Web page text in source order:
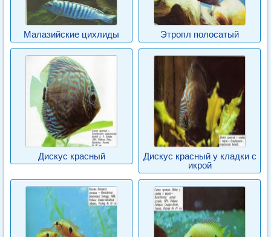
Малазийские цихлиды Этропл полосатый
Дискус красный
Дискус красный у кладки с
икрой